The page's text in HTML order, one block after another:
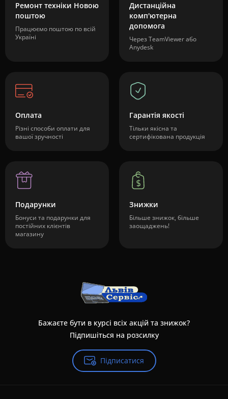
Ремонт техніки Новою
поштою
Працюємо поштою по всій
Україні
Дистанційна
комп'ютерна
допомога
Через TeamViewer або
Anydesk
Оплата
Різні способи оплати для
вашої зручності
Гарантія якості
Тільки якісна та
сертифікована продукція
Подарунки
Бонуси та подарунки для
постійних клієнтів
магазину
Знижки
Більше знижок, більше
заощаджень!
Бажаєте бути в курсі всіх акцій та знижок?
Підпишіться на розсилку
Підписатися